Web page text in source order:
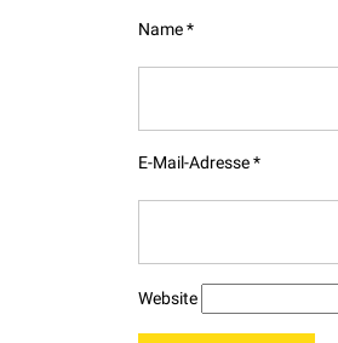
Name*
E-Mail-Adresse*
Website